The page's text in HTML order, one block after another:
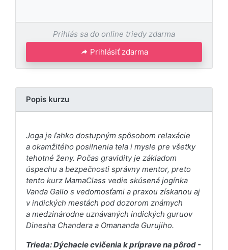
Prihlás sa do online triedy zdarma
Prihlásiť zdarma
Popis kurzu
Joga je ľahko dostupným spôsobom relaxácie
a okamžitého posilnenia tela i mysle pre všetky
tehotné ženy. Počas gravidity je základom
úspechu a bezpečnosti správny mentor, preto
tento kurz MamaClass vedie skúsená jogínka
Vanda Gallo s vedomosťami a praxou získanou aj
v indických mestách pod dozorom známych
a medzinárodne uznávaných indických guruov
Dinesha Chandera a Omananda Gurujiho.
Trieda: Dýchacie cvičenia k príprave na pôrod -